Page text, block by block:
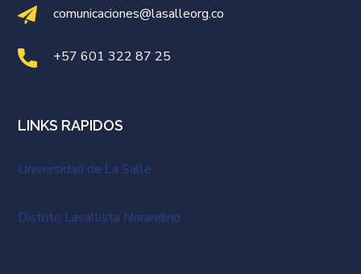
comunicaciones@lasalleorg.co
+57 601 322 87 25
LINKS RAPIDOS
Universidad de La Salle
Distrito Lasallista Norandino